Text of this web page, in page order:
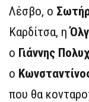
Λέσβο, ο
Καρδίτσα, η
ο Γιάννης
ο
που θα